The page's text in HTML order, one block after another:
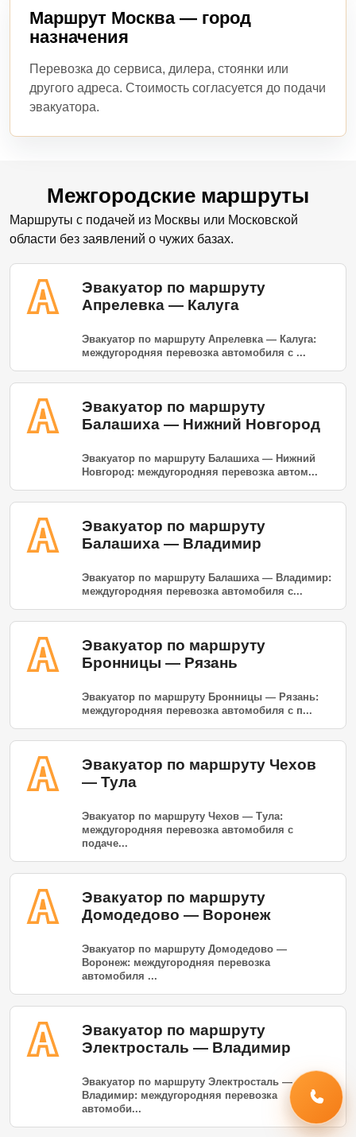
Маршрут Москва — город
назначения
Перевозка до сервиса, дилера, стоянки или
другого адреса. Стоимость согласуется до подачи
эвакуатора.
Межгородские маршруты
Маршруты с подачей из Москвы или Московской
области без заявлений о чужих базах.
Эвакуатор по маршруту
Апрелевка — Калуга
Эвакуатор по маршруту Апрелевка — Калуга:
междугородняя перевозка автомобиля с ...
Эвакуатор по маршруту
Балашиха — Нижний Новгород
Эвакуатор по маршруту Балашиха — Нижний
Новгород: междугородняя перевозка автом...
Эвакуатор по маршруту
Балашиха — Владимир
Эвакуатор по маршруту Балашиха — Владимир:
междугородняя перевозка автомобиля с...
Эвакуатор по маршруту
Бронницы — Рязань
Эвакуатор по маршруту Бронницы — Рязань:
междугородняя перевозка автомобиля с п...
Эвакуатор по маршруту Чехов
— Тула
Эвакуатор по маршруту Чехов — Тула:
междугородняя перевозка автомобиля с
подаче...
Эвакуатор по маршруту
Домодедово — Воронеж
Эвакуатор по маршруту Домодедово —
Воронеж: междугородняя перевозка
автомобиля ...
Эвакуатор по маршруту
Электросталь — Владимир
Эвакуатор по маршруту Электросталь —
Владимир: междугородняя перевозка
автомоби...